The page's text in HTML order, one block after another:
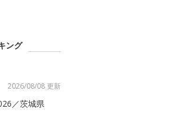
ング
2026/08/08 更新
／茨城県